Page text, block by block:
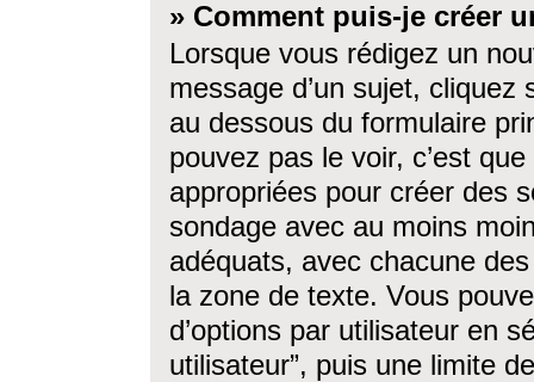
» Comment puis-je créer
Lorsque vous rédigez un
message d’un sujet, cliquez
au dessous du formulaire
pouvez pas le voir, c’est
appropriées pour créer des
sondage avec au moins
adéquats, avec chacune
la zone de texte. Vous
d’options par utilisateur en
utilisateur”, puis une limite